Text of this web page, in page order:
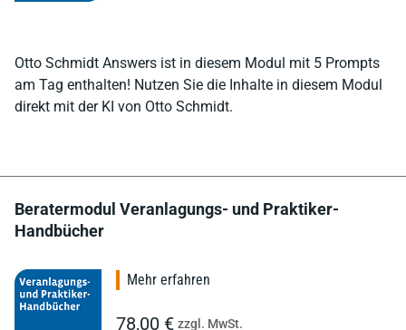
Otto Schmidt Answers ist in diesem Modul mit 5 Prompts
am Tag enthalten! Nutzen Sie die Inhalte in diesem Modul
direkt mit der KI von Otto Schmidt.
Beratermodul Veranlagungs- und Praktiker-
Handbücher
Mehr erfahren
78,00 € zzgl. MwSt.